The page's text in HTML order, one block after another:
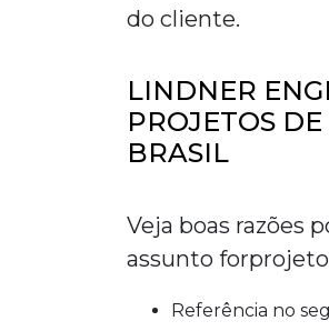
do cliente.
LINDNER
PROJETOS
BRASIL
Veja boas razões
assunto for
referência no